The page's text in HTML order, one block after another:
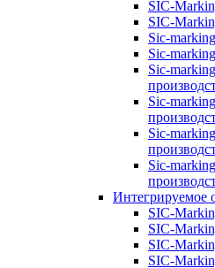
SIC-
SIC-
Sic-
Sic-
Sic-
Sic-
Sic-
Sic-
Интегрируемое
SIC-
SIC-
SIC-
SIC-